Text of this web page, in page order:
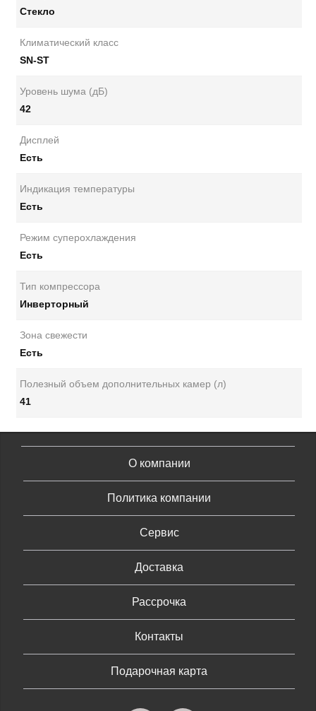
Стекло
Климатический класс
SN-ST
Уровень шума (дБ)
42
Дисплей
Есть
Индикация температуры
Есть
Режим суперохлаждения
Есть
Тип компрессора
Инверторный
Зона свежести
Есть
Полезный объем дополнительных камер (л)
41
О компании
Политика компании
Сервис
Доставка
Рассрочка
Контакты
Подарочная карта